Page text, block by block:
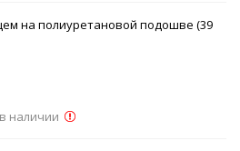
на полиуретановой подошве (39
наличии